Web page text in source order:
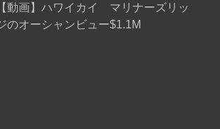
【動画】ハワイカイ マリナーズリッ
のオーシャンビュー$1.1M